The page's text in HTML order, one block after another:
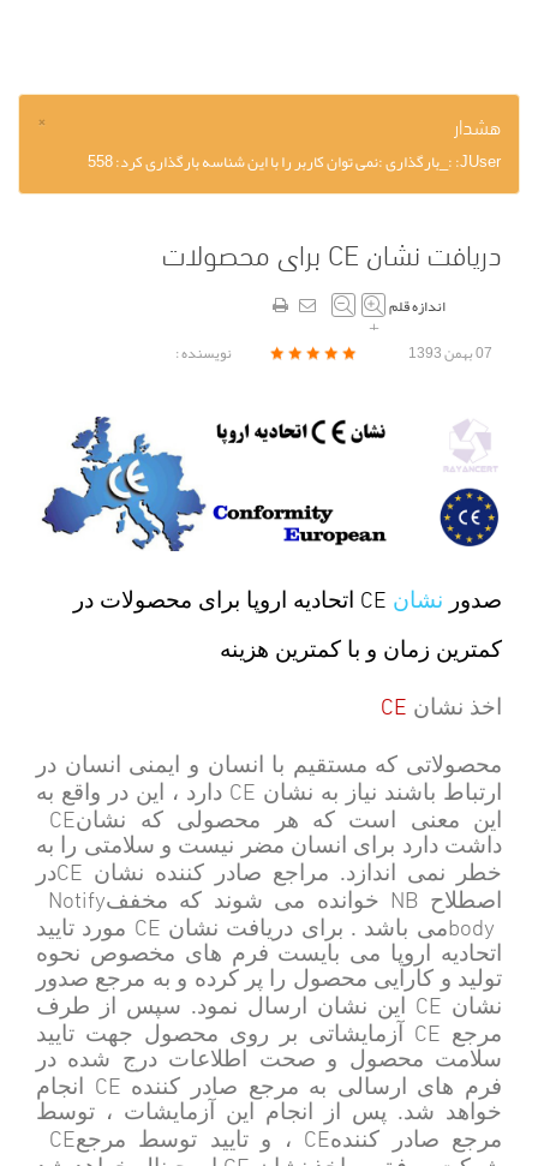
× هشدار
JUser: :_بارگذاری :نمی توان کاربر را با این شناسه بارگذاری کرد: 558
دریافت نشان CE برای محصولات
اندازه قلم
+
07 بهمن 1393 نویسنده :
صدور نشان CE اتحادیه اروپا برای محصولات در
کمترین زمان و با کمترین هزینه
اخذ نشان CE
محصولاتی که مستقیم با انسان و ایمنی انسان در
ارتباط باشند نیاز به نشان CE دارد ، این در واقع به
این معنی است که هر محصولی که نشانCE
داشت دارد برای انسان مضر نیست و سلامتی را به
خطر نمی اندازد. مراجع صادر کننده نشان CEدر
اصطلاح NB خوانده می شوند که مخففNotify
bodyمی باشد . برای دریافت نشان CE مورد تایید
اتحادیه اروپا می بایست فرم های مخصوص نحوه
تولید و کارایی محصول را پر کرده و به مرجع صدور
نشان CE این نشان ارسال نمود. سپس از طرف
مرجع CE آزمایشاتی بر روی محصول جهت تایید
سلامت محصول و صحت اطلاعات درج شده در
فرم های ارسالی به مرجع صادر کنندهCE
انجام
خواهد شد. پس از انجام این آزمایشات ، توسط
مرجع صادر کنندهCE ، و تایید توسط مرجعCE